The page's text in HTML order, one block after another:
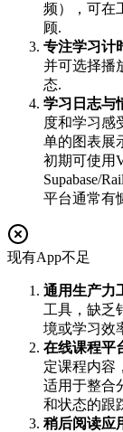
频），可在
顾.
专注学习计
并可选择播
态.
学习日志与
度和学习感
单的图表展
初期可使用
Supabase/
平台通常有
现有App不足
通用生产力
工具，缺乏
境或学习效
在线课程平
定课程内容
适用于整合
和状态的跟
稍后阅读应